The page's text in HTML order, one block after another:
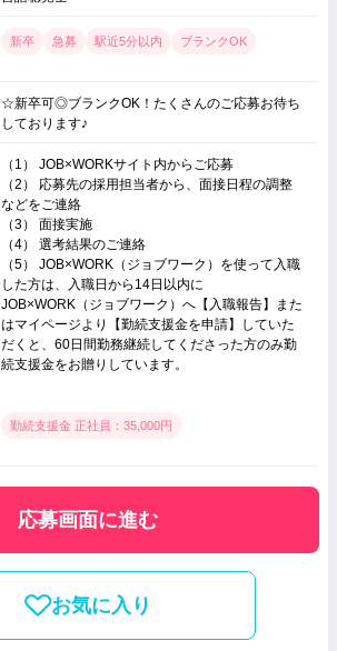
新卒 急募 駅近5分以内 ブランクOK
☆新卒可◎ブランクOK！たくさんのご応募お待ち
しております♪
（1） JOB×WORKサイト内からご応募
（2） 応募先の採用担当者から、面接日程の調整
などをご連絡
（3） 面接実施
（4） 選考結果のご連絡
（5） JOB×WORK（ジョブワーク）を使って入職
した方は、入職日から14日以内に
JOB×WORK（ジョブワーク）へ【入職報告】また
はマイページより【勤続支援金を申請】していた
だくと、60日間勤務継続してくださった方のみ勤
続支援金をお贈りしています。
勤続支援金 正社員：35,000円
応募画面に進む
お気に入り